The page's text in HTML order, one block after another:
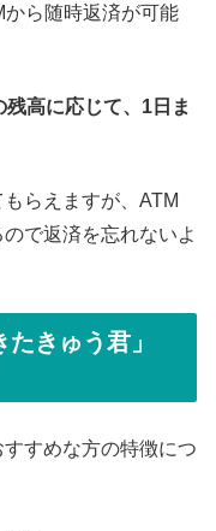
ら随時返済が可能
高に応じて、1日ま
らえますが、ATM
で返済を忘れないよ
きゅう君」
すめな方の特徴につ